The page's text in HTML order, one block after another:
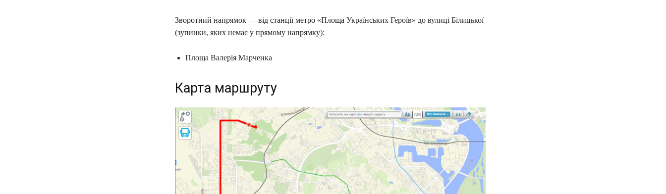
Зворотний напрямок — від станції метро «Площа Українських Героїв» до вулиці Білицької
(зупинки, яких немає у прямому напрямку):
Площа Валерія Марченка
Карта маршруту